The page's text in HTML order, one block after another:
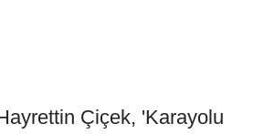
Çiçek, 'Karayolu